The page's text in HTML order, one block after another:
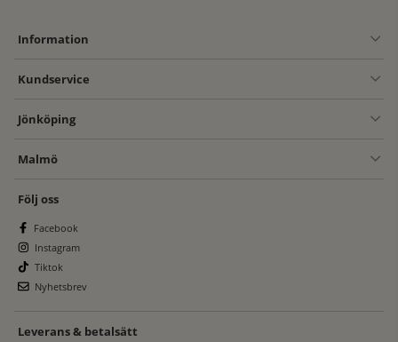
Information
Kundservice
Jönköping
Malmö
Följ oss
Facebook
Instagram
Tiktok
Nyhetsbrev
Leverans & betalsätt